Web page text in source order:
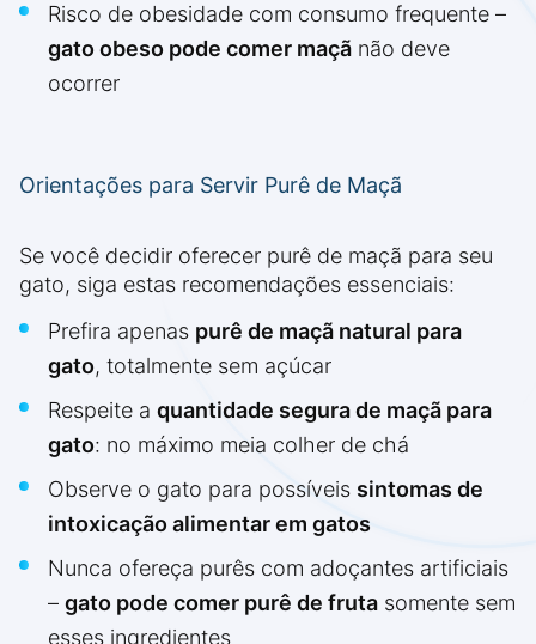
Risco de obesidade com consumo frequente –
gato obeso pode comer maçã não deve
ocorrer
Orientações para Servir Purê de Maçã
Se você decidir oferecer purê de maçã para seu
gato, siga estas recomendações essenciais:
Prefira apenas purê de maçã natural para
gato, totalmente sem açúcar
Respeite a quantidade segura de maçã para
gato: no máximo meia colher de chá
Observe o gato para possíveis sintomas de
intoxicação alimentar em gatos
Nunca ofereça purês com adoçantes artificiais
– gato pode comer purê de fruta somente sem
esses ingredientes